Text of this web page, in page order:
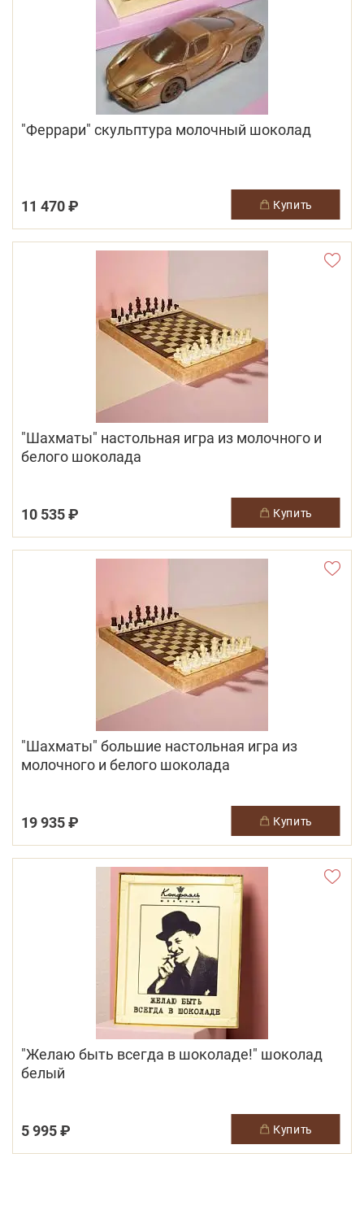
"Феррари" скульптура молочный шоколад
11 470 ₽ купить
"Шахматы" настольная игра из молочного и
белого шоколада
10 535 ₽ купить
"Шахматы" большие настольная игра из
молочного и белого шоколада
19 935 ₽ купить
"Желаю быть всегда в шоколаде!" шоколад
белый
5 995 ₽ купить